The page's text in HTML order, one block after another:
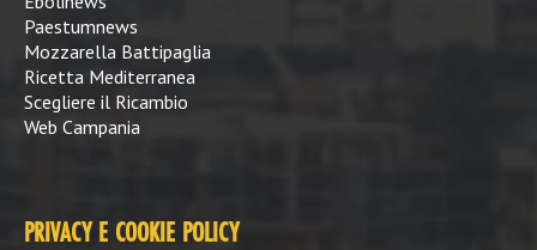
Paestumnews
Mozzarella Battipaglia
Ricetta Mediterranea
Scegliere il Ricambio
Web Campania
PRIVACY E COOKIE POLICY